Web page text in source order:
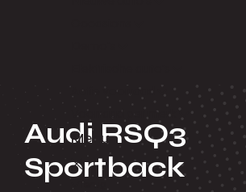
Menu
Terug
Audi RSQ3
Sportback